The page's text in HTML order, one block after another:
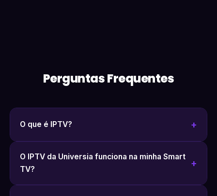
Perguntas Frequentes
O que é IPTV?
O IPTV da Universia funciona na minha Smart
TV?